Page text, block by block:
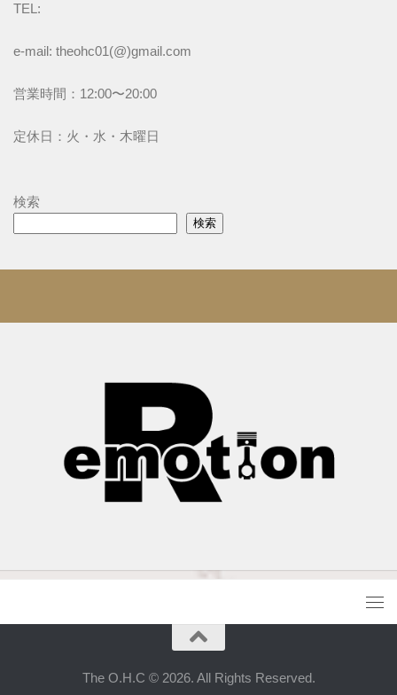
TEL:
e-mail: theohc01(@)gmail.com
営業時間：12:00〜20:00
定休日：火・水・木曜日
検索
検索
The O.H.C © 2026. All Rights Reserved.